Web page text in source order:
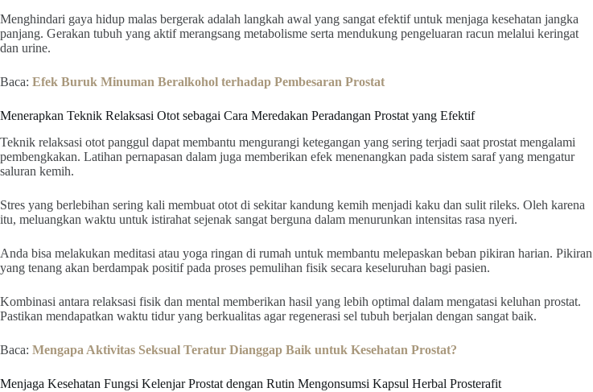
Menghindari gaya hidup malas bergerak adalah langkah awal yang sangat efektif untuk menjaga kesehatan jangka
panjang. Gerakan tubuh yang aktif merangsang metabolisme serta mendukung pengeluaran racun melalui keringat
dan urine.
Baca: Efek Buruk Minuman Beralkohol terhadap Pembesaran Prostat
Menerapkan Teknik Relaksasi Otot sebagai Cara Meredakan Peradangan Prostat yang Efektif
Teknik relaksasi otot panggul dapat membantu mengurangi ketegangan yang sering terjadi saat prostat mengalami
pembengkakan. Latihan pernapasan dalam juga memberikan efek menenangkan pada sistem saraf yang mengatur
saluran kemih.
Stres yang berlebihan sering kali membuat otot di sekitar kandung kemih menjadi kaku dan sulit rileks. Oleh karena
itu, meluangkan waktu untuk istirahat sejenak sangat berguna dalam menurunkan intensitas rasa nyeri.
Anda bisa melakukan meditasi atau yoga ringan di rumah untuk membantu melepaskan beban pikiran harian. Pikiran
yang tenang akan berdampak positif pada proses pemulihan fisik secara keseluruhan bagi pasien.
Kombinasi antara relaksasi fisik dan mental memberikan hasil yang lebih optimal dalam mengatasi keluhan prostat.
Pastikan mendapatkan waktu tidur yang berkualitas agar regenerasi sel tubuh berjalan dengan sangat baik.
Baca: Mengapa Aktivitas Seksual Teratur Dianggap Baik untuk Kesehatan Prostat?
Menjaga Kesehatan Fungsi Kelenjar Prostat dengan Rutin Mengonsumsi Kapsul Herbal Prosterafit